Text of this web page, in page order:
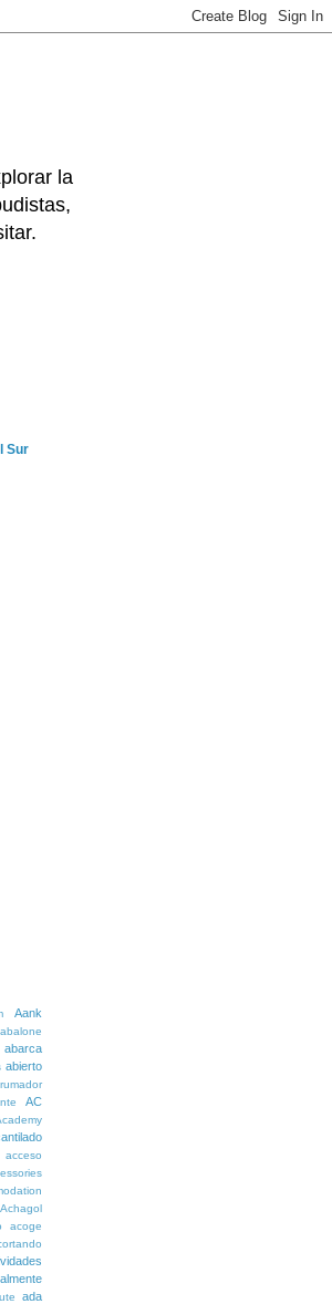
la
Sur
Aank
abalone
abarca
abierto
AC
acceso
Achagol
acoge
ada